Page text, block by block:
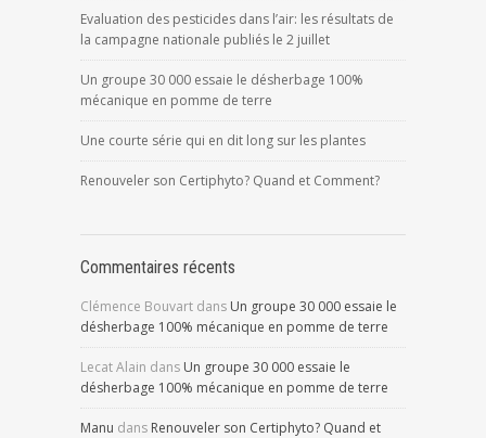
Evaluation des pesticides dans l’air: les résultats de
la campagne nationale publiés le 2 juillet
Un groupe 30 000 essaie le désherbage 100%
mécanique en pomme de terre
Une courte série qui en dit long sur les plantes
Renouveler son Certiphyto? Quand et Comment?
Commentaires récents
Clémence Bouvart dans Un groupe 30 000 essaie le
désherbage 100% mécanique en pomme de terre
Lecat Alain dans Un groupe 30 000 essaie le
désherbage 100% mécanique en pomme de terre
Manu dans Renouveler son Certiphyto? Quand et